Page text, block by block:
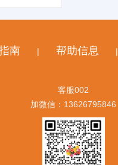
南 | 帮助信息 |
客服002
加微信：13626795846